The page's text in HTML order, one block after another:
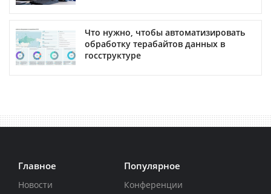
Что нужно, чтобы автоматизировать
обработку терабайтов данных в
госструктуре
Главное
Новости
Популярное
Конференции